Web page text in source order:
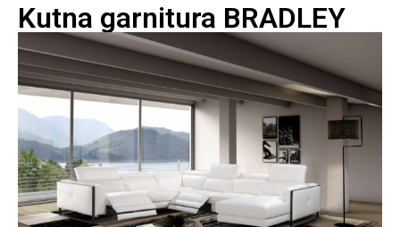
Kutna garnitura BRADLEY